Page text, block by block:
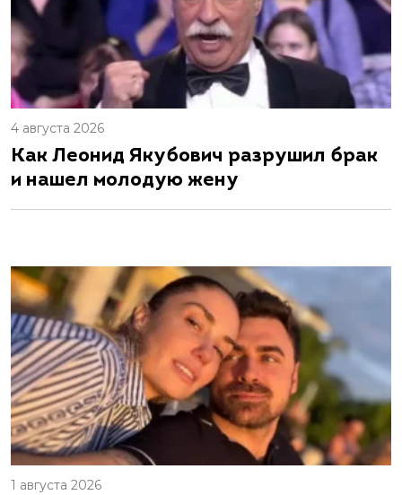
4 августа 2026
Как Леонид Якубович разрушил брак
и нашел молодую жену
1 августа 2026